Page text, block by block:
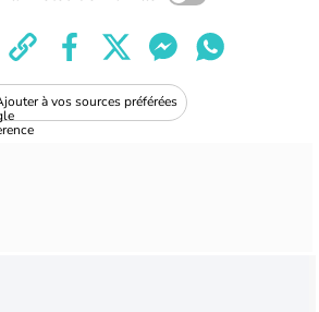
à vos sources préférées